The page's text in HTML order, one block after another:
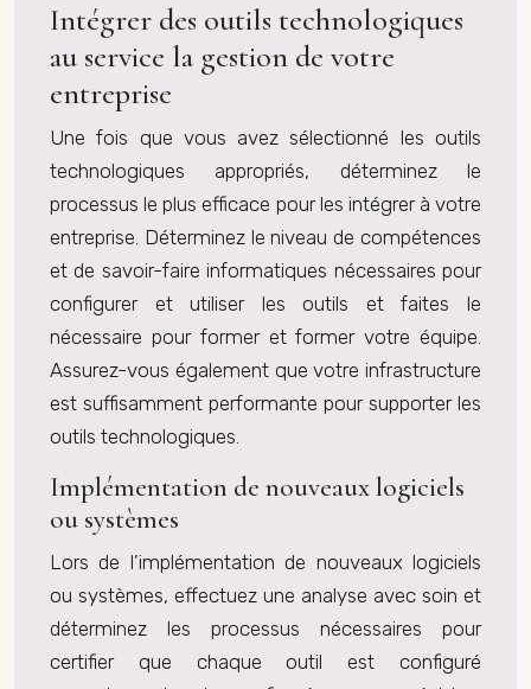
Intégrer des outils technologiques
au service la gestion de votre
entreprise
Une fois que vous avez sélectionné les outils
technologiques appropriés, déterminez le
processus le plus efficace pour les intégrer à votre
entreprise. Déterminez le niveau de compétences
et de savoir-faire informatiques nécessaires pour
configurer et utiliser les outils et faites le
nécessaire pour former et former votre équipe.
Assurez-vous également que votre infrastructure
est suffisamment performante pour supporter les
outils technologiques.
Implémentation de nouveaux logiciels
ou systèmes
Lors de l’implémentation de nouveaux logiciels
ou systèmes, effectuez une analyse avec soin et
déterminez les processus nécessaires pour
certifier que chaque outil est configuré